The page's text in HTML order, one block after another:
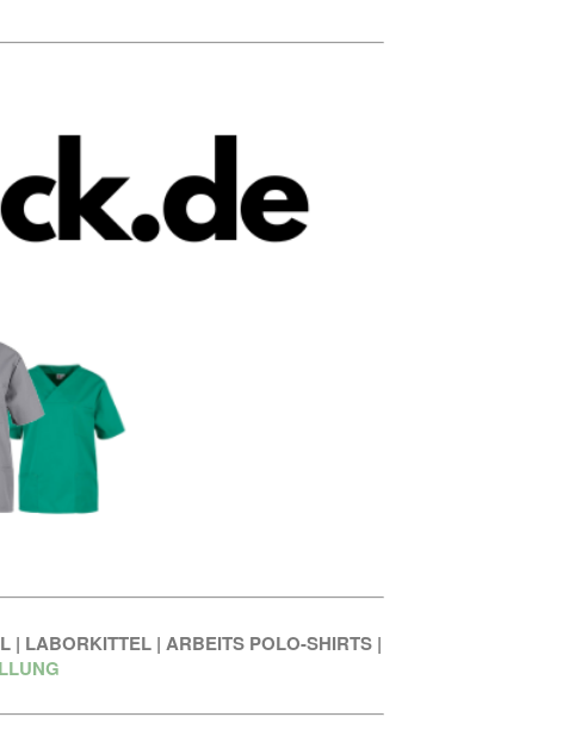
| LABORKITTEL | ARBEITS POLO-SHIRTS |